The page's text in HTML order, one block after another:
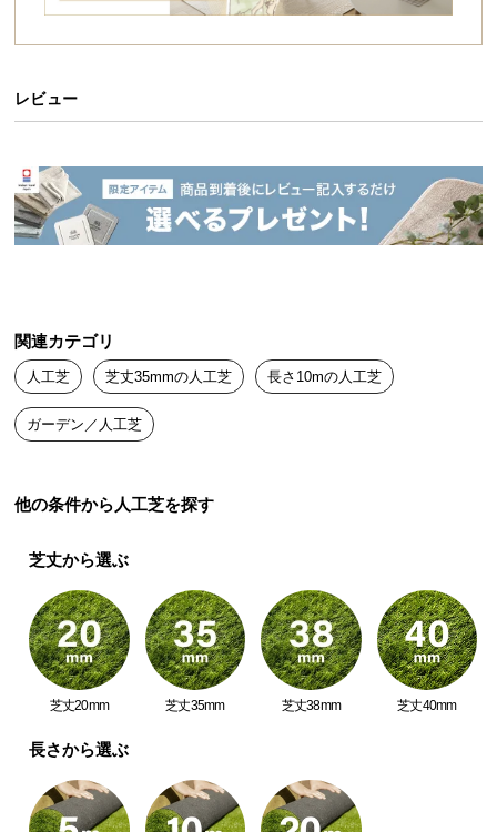
配
送
に
つ
中
型
商
品
の
送
つ
い
て
小
型
商
の
送
レビュー
関連カテゴリ
人工芝 芝丈35mmの人工芝 長さ10mの人工芝
ガーデン／人工芝
他の条件から人工芝を探す
芝丈から選ぶ
芝丈20mm 芝丈35mm 芝丈38mm 芝丈40mm
長さから選ぶ